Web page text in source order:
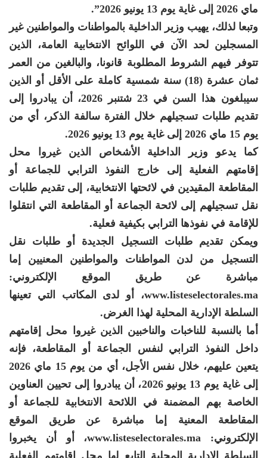
ماي 2026 إلى غاية يوم 13 يونيو 2026”.
وتبعا لذلك، يهيب وزير الداخلية بالمواطنات والمواطنين غير
المسجلين لحد الآن في اللوائح الانتخابية العامة، الذين
تتوفر فيهم الشروط المطلوبة قانونا، والبالغين من العمر
ثمان عشرة (18) سنة شمسية كاملة على الأقل أو الذين
سيبلغون هذا السن في 23 شتنبر 2026، أن يبادروا إلى
تقديم طلبات تسجيلهم خلال الفترة سالفة الذكر، أي من
يوم 15 ماي 2026 إلى غاية يوم 13 يونيو 2026.
كما يدعو وزير الداخلية الأشخاص الذين غيروا محل
إقامتهم الفعلية إلى خارج النفوذ الترابي للجماعة أو
المقاطعة المقيدين في لائحتها الانتخابية، إلى تقديم طلبات
نقل تسجيلهم إلى لائحة الجماعة أو المقاطعة التي انتقلوا
للإقامة في نفوذها الترابي بكيفية فعلية.
ويمكن تقديم طلبات التسجيل الجديدة أو طلبات نقل
التسجيل من لدن المواطنات والمواطنين المعنيين إما
مباشرة عن طريق الموقع الإلكتروني:
www.listeselectorales.ma، أو لدى المكاتب التي تعينها
السلطة الإدارية المحلية لهذا الغرض.
أما بالنسبة للناخبات والناخبين الذين غيروا محل إقامتهم
داخل النفوذ الترابي لنفس الجماعة أو المقاطعة، فإنه
يتعين عليهم، خلال نفس الأجل، أي من يوم 15 ماي 2026
إلى غاية يوم 13 يونيو 2026، أن يبادروا إلى تحيين العناوين
الخاصة بهم المضمنة في اللائحة الانتخابية للجماعة أو
المقاطعة المعنية إما مباشرة عن طريق الموقع
الإلكتروني: www.listeselectorales.ma، أو أن يخبروا
السلطة الإدارية المحلية التابع لها محل إقامتهم الفعلية